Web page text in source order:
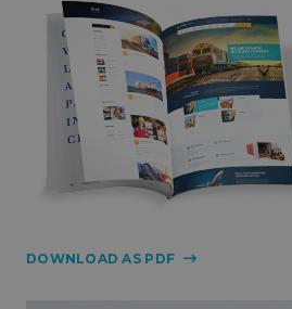
DOWNLOAD AS PDF